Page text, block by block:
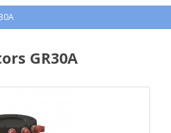
GR30A